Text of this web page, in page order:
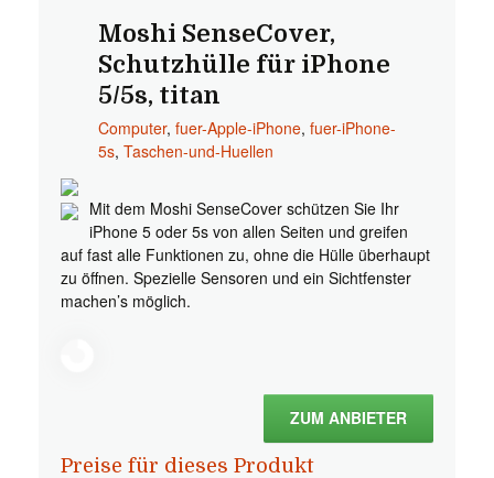
Moshi SenseCover,
Schutzhülle für iPhone
5/5s, titan
Computer, fuer-Apple-iPhone, fuer-iPhone-
5s, Taschen-und-Huellen
Mit dem Moshi SenseCover schützen Sie Ihr
iPhone 5 oder 5s von allen Seiten und greifen
auf fast alle Funktionen zu, ohne die Hülle überhaupt
zu öffnen. Spezielle Sensoren und ein Sichtfenster
machen’s möglich.
ZUM ANBIETER
Preise für dieses Produkt